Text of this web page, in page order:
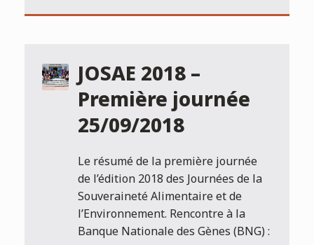
JOSAE 2018 –
Première journée
25/09/2018
Le résumé de la première journée
de l’édition 2018 des Journées de la
Souveraineté Alimentaire et de
l’Environnement. Rencontre à la
Banque Nationale des Gènes (BNG) :